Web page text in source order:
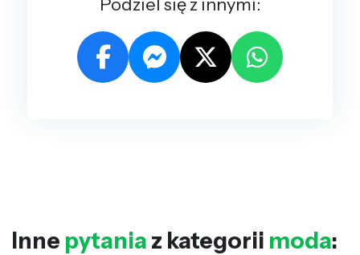
Inne pytania z kategorii moda: